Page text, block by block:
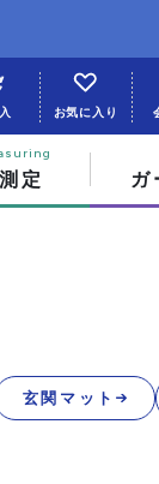
定 ガ
お気に入り
玄関マット